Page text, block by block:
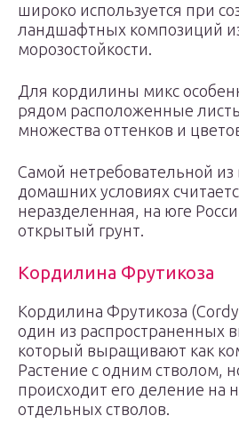
широко используется при
ландшафтных композиций
морозостойкости.
Для кордилины микс
рядом расположенные
множества оттенков и
Самой нетребовательной
домашних условиях
неразделенная, на юге
открытый грунт.
Кордилина Фрутикоза
Кордилина Фрутикоза
один из распространенных
который выращивают как
Растение с одним стволом,
происходит его деление на
отдельных стволов.